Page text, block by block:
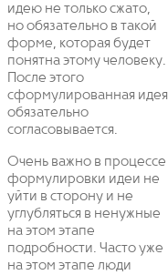
идею не только сжато,
но обязательно в такой
форме, которая будет
понятна этому человеку.
После этого
сформулированная идея
обязательно
согласовывается.
Очень важно в процессе
формулировки идеи не
уйти в сторону и не
углубляться в ненужные
на этом этапе
подробности. Часто уже
на этом этапе люди